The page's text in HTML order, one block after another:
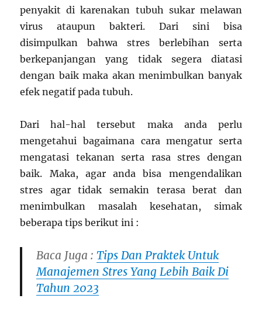
penyakit di karenakan tubuh sukar melawan
virus ataupun bakteri. Dari sini bisa
disimpulkan bahwa stres berlebihan serta
berkepanjangan yang tidak segera diatasi
dengan baik maka akan menimbulkan banyak
efek negatif pada tubuh.
Dari hal-hal tersebut maka anda perlu
mengetahui bagaimana cara mengatur serta
mengatasi tekanan serta rasa stres dengan
baik. Maka, agar anda bisa mengendalikan
stres agar tidak semakin terasa berat dan
menimbulkan masalah kesehatan, simak
beberapa tips berikut ini :
Baca Juga :Tips Dan Praktek Untuk
Manajemen Stres Yang Lebih Baik Di
Tahun 2023